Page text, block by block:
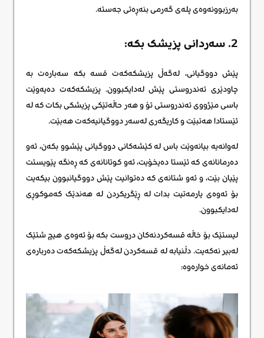
بەرزبوونەوەی پلەی گەرمی بنەڕەتی جەستە.
2. سەردانی پزیشک بکە:
پێش دووگیانی، لەگەڵ پزیشکەکەت قسە بکە سەبارەت بە
چاودێری تەندروستی پێش لەدایکبوون. پزیشکەکەت دەیەوێت
باسی مێژووی تەندروستی تۆ و هەر حاڵەتێکی پزیشکی بکات کە لە
ئێستادا هەتبێت و کاریگەری لەسەر دووگیانیەکەت هەبێت.
لەوانەیە بیانەوێت باس لە کێشەکانی دووگیانی پێشوو بکەن، ئەو
دەرمانانەی کە ئێستا دەیخۆیت، ئەو کوتانانەی کە ڕەنگە پێویستت
پێیان بێت، و ئەو شتانەی کە دەتوانیت پێش دووگیانبوون بیکەیت
بۆ ئەوەی یارمەتیت بدات لە ڕێگریکردن لە هەندێک کەموکوڕی
لەدایکبوون.
لیستێک بۆ خاڵە قسەکردنەکان دروست بکە بۆ ئەوەی هیچ شتێک
لەبیر نەکەیت. دڵنیابە لە قسەکردن لەگەڵ پزیشکەکەت دەربارەی
ئەمانەی خوارەوە: